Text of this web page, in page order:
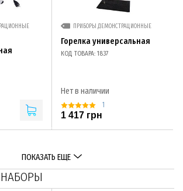
ПРИБОРЫ ДЕМОНСТРАЦИОННЫЕ
Горелка универсальная
КОД ТОВАРА: 1837
Нет в наличии
1
1 417 грн
ПОКАЗАТЬ ЕЩЕ